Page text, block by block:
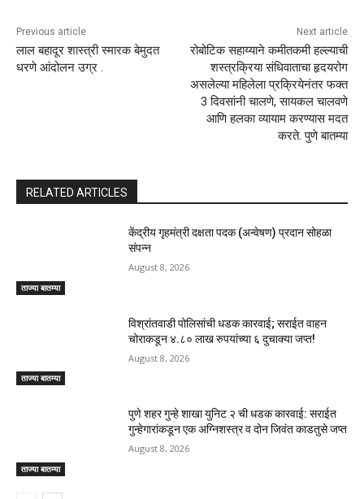
Previous article
लाल बहादूर शास्त्री स्मारक बेमुदत
धरणे आंदोलन उग्र .
Next article
रोबोटिक सहाय्याने कमीतकमी हल्ल्याची
शस्त्रक्रिया संधिवाताचा हृदयरोग
असलेल्या महिलेला प्रक्रियेनंतर फक्त
3 दिवसांनी चालणे, सायकल चालवणे
आणि हलका व्यायाम करण्यास मदत
करते. पुणे बातम्या
RELATED ARTICLES
ताज्या बातम्या
केंद्रीय गृहमंत्री दक्षता पदक (अन्वेषण) प्रदान सोहळा
संपन्न
August 8, 2026
ताज्या बातम्या
विश्रांतवाडी पोलिसांची धडक कारवाई; सराईत वाहन
चोराकडून ४.८० लाख रुपयांच्या ६ दुचाक्या जप्त!
August 8, 2026
ताज्या बातम्या
पुणे शहर गुन्हे शाखा युनिट २ ची धडक कारवाई: सराईत
गुन्हेगारांकडून एक अग्निशस्त्र व दोन जिवंत काडतुसे जप्त
August 8, 2026